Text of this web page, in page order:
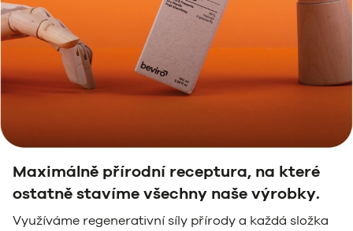
Maximálně přírodní receptura, na které
ostatně stavíme všechny naše výrobky.
Využíváme regenerativní síly přírody a každá složka